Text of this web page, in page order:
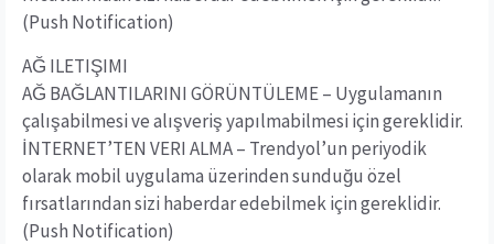
(Push Notification)
AĞ ILETIŞIMI
AĞ BAĞLANTILARINI GÖRÜNTÜLEME – Uygulamanın
çalışabilmesi ve alışveriş yapılmabilmesi için gereklidir.
İNTERNET’TEN VERI ALMA – Trendyol’un periyodik
olarak mobil uygulama üzerinden sunduğu özel
fırsatlarından sizi haberdar edebilmek için gereklidir.
(Push Notification)